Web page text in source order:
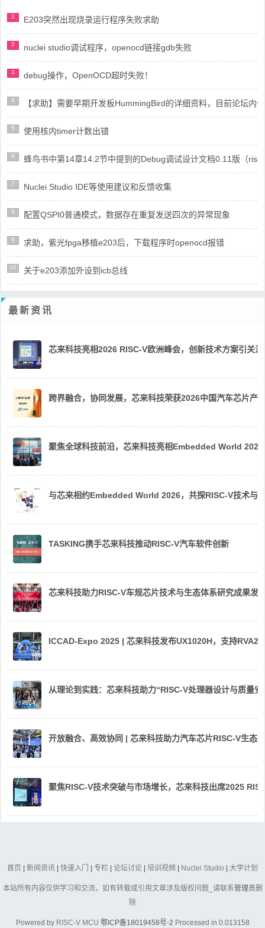
1 E203突然出现烧录运行程序失败求助
2 nuclei studio调试程序，openocd链接gdb失败
3 debug操作，OpenOCD超时失败！
4 【求助】需要早期开发板HummingBird的详细资料，目前论坛内
5 使用核内timer计数出错
6 蜂鸟书中第14章14.2节中提到的Debug调试设计文档0.11版（
7 Nuclei Studio IDE等使用建议和反馈收集
8 配置QSPI0普通模式，数据存在重复发送四次的异常现象
9 求助，紫光fpga移植e203后，下载程序时openocd报错
10 关于e203添加外设到icb总线
最新资讯
芯来科技亮相2026 RISC-V欧洲峰会，创新技术方案引关注
跨界融合，协同发展，芯来科技荣获2026中国汽车芯片产
聚焦全球科技前沿，芯来科技亮相Embedded World 2026
与芯来相约Embedded World 2026，共探RISC-V技术与
TASKING携手芯来科技推动RISC-V汽车软件创新
芯来科技助力RISC-V车规芯片技术与生态体系研究成果发
ICCAD-Expo 2025 | 芯来科技发布UX1020H，支持
从理论到实践：芯来科技助力“RISC-V处理器设计与质量
开放融合、高效协同 | 芯来科技助力汽车芯片RISC-V生态
聚焦RISC-V技术突破与市场增长，芯来科技出席2025
首页 | 新闻资讯 | 快速入门 | 专栏 | 论坛讨论 | 培训视频 | Nuclei Studio | 大学计划
本站所有内容仅供学习和交流，如有转载或引用文章涉及版权问题_请联系管理员删
除
Powered by RISC-V MCU 鄂ICP备18019458号-2 Processed in 0.013158